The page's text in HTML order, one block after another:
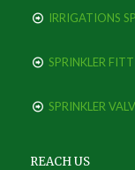
IRRIGATIONS
SPRINKLER
SPRINKLER
REACH US